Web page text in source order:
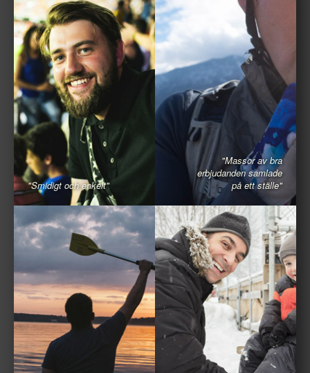
"Smidigt och enkelt"
"Massor av bra
erbjudanden samlade
på ett ställe"